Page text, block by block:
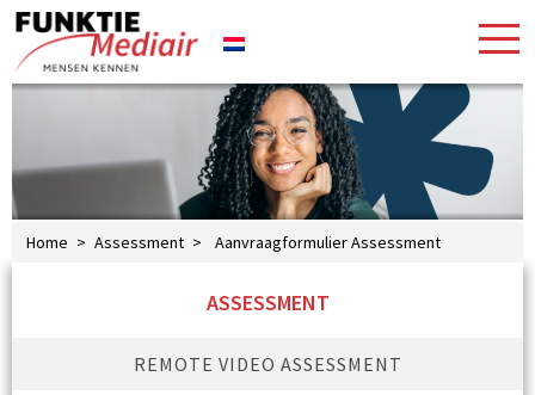
Home > Assessment > Aanvraagformulier Assessment
ASSESSMENT
REMOTE VIDEO ASSESSMENT